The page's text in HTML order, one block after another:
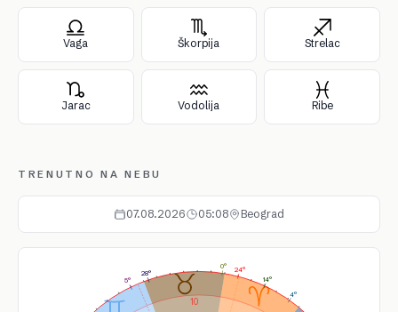
Vaga Škorpija Strelac
Jarac Vodolija Ribe
TRENUTNO NA NEBU
07.08.2026 05:08 Beograd
10
28°
14°
5°
4°
0° 24°